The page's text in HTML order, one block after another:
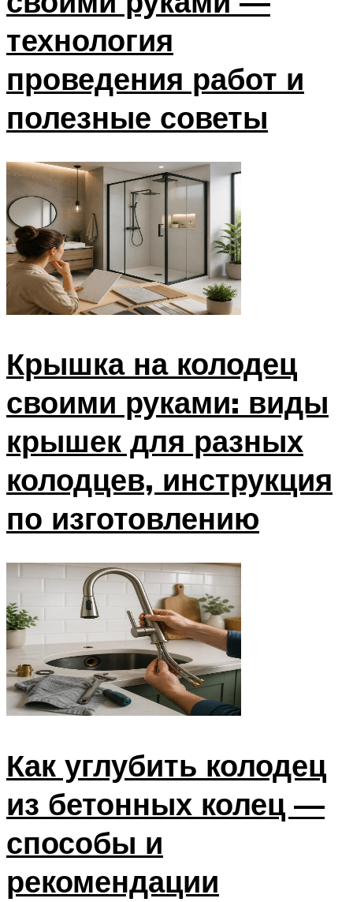
технология
проведения работ и
полезные советы
Крышка на колодец
своими руками: виды
крышек для разных
колодцев, инструкция
по изготовлению
Как углубить колодец
из бетонных колец —
способы и
рекомендации